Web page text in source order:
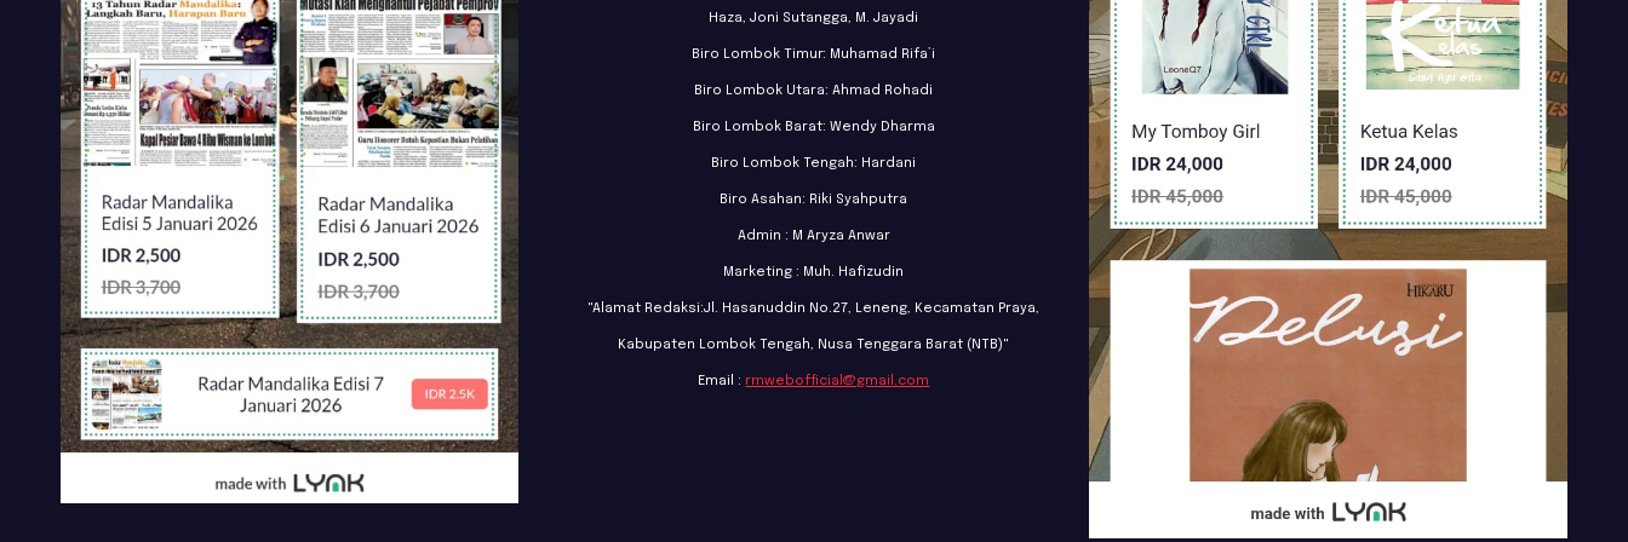
Haza, Joni Sutangga, M. Jayadi
Biro Lombok Timur: Muhamad Rifa’i
Biro Lombok Utara: Ahmad Rohadi
Biro Lombok Barat: Wendy Dharma
Biro Lombok Tengah: Hardani
Biro Asahan: Riki Syahputra
Admin : M Aryza Anwar
Marketing : Muh. Hafizudin
"Alamat Redaksi:Jl. Hasanuddin No.27, Leneng, Kecamatan Praya,
Kabupaten Lombok Tengah, Nusa Tenggara Barat (NTB)"
Email : rmwebofficial@gmail.com